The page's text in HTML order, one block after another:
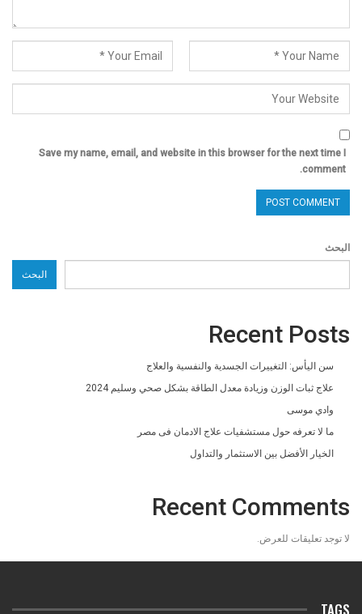
Save my name, email, and website in this browser for the next time I
comment.
البحث
البحث
Recent Posts
سن اليأس: التغييرات الجسدية والنفسية والعلاج
علاج ثبات الوزن وزيادة معدل الطاقة بشكل صحي وسليم 2024
وادي موسى
ما لا تعرفه حول مستشفيات علاج الادمان فى مصر
الخيار الأفضل بين الاستثمار والتداول
Recent Comments
لا توجد تعليقات للعرض.
TAGS